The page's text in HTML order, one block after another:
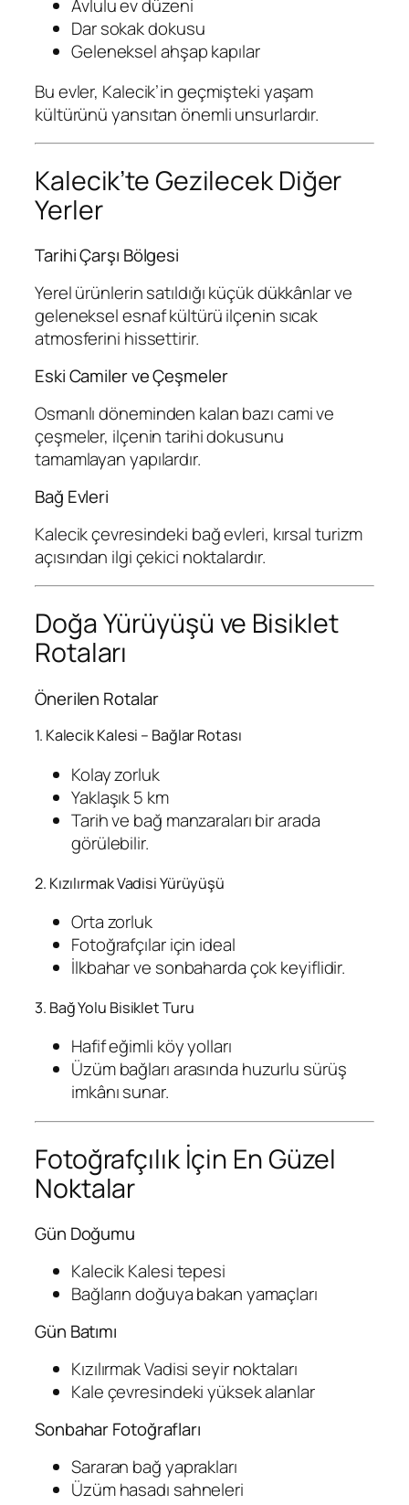
Avlulu ev düzeni
Dar sokak dokusu
Geleneksel ahşap kapılar
Bu evler, Kalecik’in geçmişteki yaşam
kültürünü yansıtan önemli unsurlardır.
Kalecik’te Gezilecek Diğer
Yerler
Tarihi Çarşı Bölgesi
Yerel ürünlerin satıldığı küçük dükkânlar ve
geleneksel esnaf kültürü ilçenin sıcak
atmosferini hissettirir.
Eski Camiler ve Çeşmeler
Osmanlı döneminden kalan bazı cami ve
çeşmeler, ilçenin tarihi dokusunu
tamamlayan yapılardır.
Bağ Evleri
Kalecik çevresindeki bağ evleri, kırsal turizm
açısından ilgi çekici noktalardır.
Doğa Yürüyüşü ve Bisiklet
Rotaları
Önerilen Rotalar
1. Kalecik Kalesi – Bağlar Rotası
Kolay zorluk
Yaklaşık 5 km
Tarih ve bağ manzaraları bir arada
görülebilir.
2. Kızılırmak Vadisi Yürüyüşü
Orta zorluk
Fotoğrafçılar için ideal
İlkbahar ve sonbaharda çok keyiflidir.
3. Bağ Yolu Bisiklet Turu
Hafif eğimli köy yolları
Üzüm bağları arasında huzurlu sürüş
imkânı sunar.
Fotoğrafçılık İçin En Güzel
Noktalar
Gün Doğumu
Kalecik Kalesi tepesi
Bağların doğuya bakan yamaçları
Gün Batımı
Kızılırmak Vadisi seyir noktaları
Kale çevresindeki yüksek alanlar
Sonbahar Fotoğrafları
Sararan bağ yaprakları
Üzüm hasadı sahneleri